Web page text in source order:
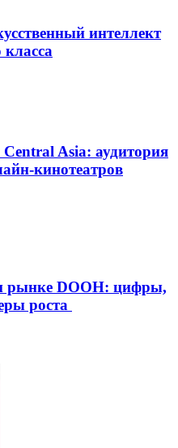
интеллект
класса
Central Asia: аудитория
кинотеатров
рынке DOOH: цифры,
роста